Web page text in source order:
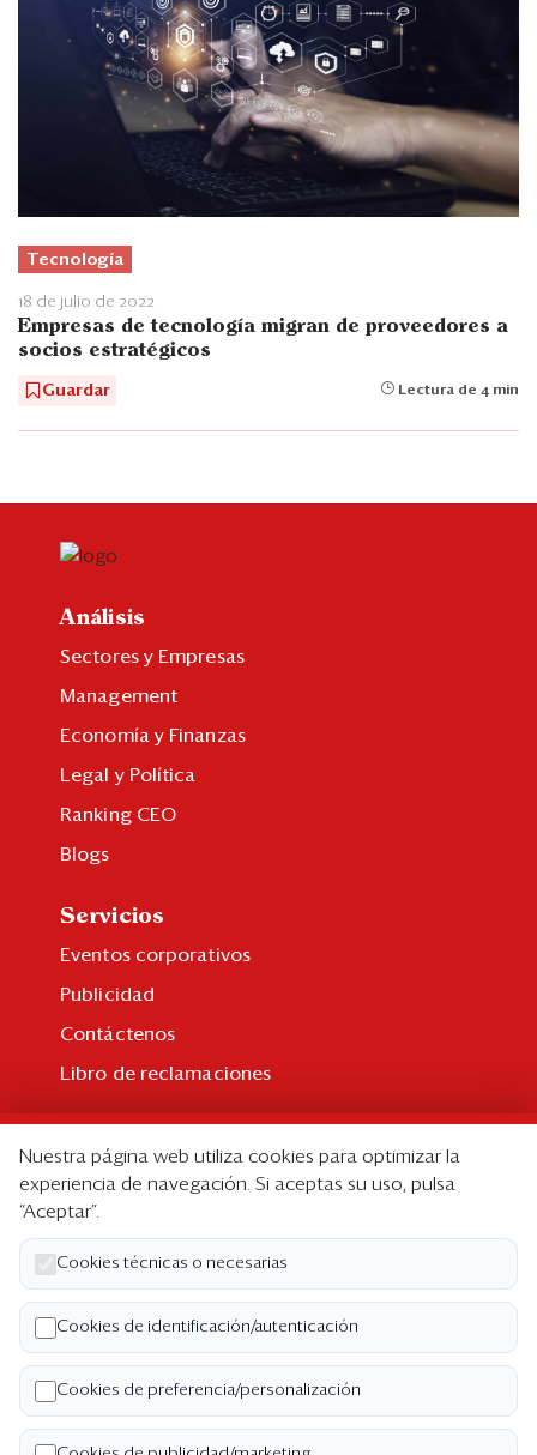
Tecnología
18 de julio de 2022
Empresas de tecnología migran de proveedores a
socios estratégicos
Guardar Lectura de 4 min
Análisis
Sectores y Empresas
Management
Economía y Finanzas
Legal y Política
Ranking CEO
Blogs
Servicios
Eventos corporativos
Publicidad
Contáctenos
Libro de reclamaciones
Suscripción individual
Paquetes corporativos
Edición Impresa
Nosotros
Quiénes somos
Código de ética
Términos y Condiciones
Nuestra página web utiliza cookies para optimizar la
experiencia de navegación. Si aceptas su uso, pulsa
“Aceptar”.
Cookies técnicas o necesarias
Cookies de identificación/autenticación
Cookies de preferencia/personalización